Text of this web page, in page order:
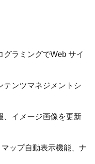
ラミングでWeb サイ
テンツマネジメントシ
、イメージ画像を更新
ップ自動表示機能、ナ